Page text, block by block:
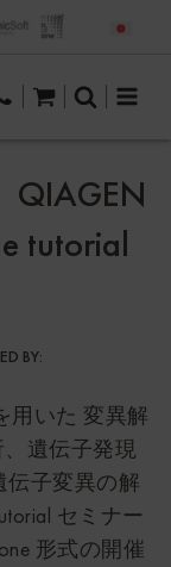
QIAGEN
tutorial
BY:
用いた 変異解
、遺伝子発現
伝子変異の解
セミナー
形式の開催